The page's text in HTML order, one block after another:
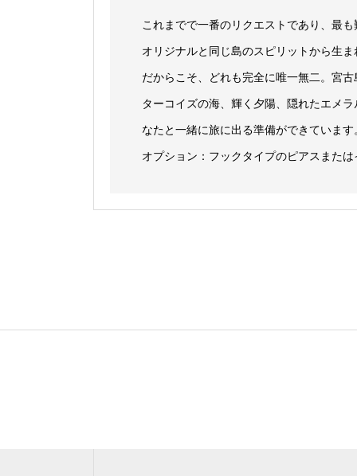
これまでで一番のリクエストであり、最
オリジナルと同じ島のスピリットから生
だからこそ、どれも完全に唯一無二。宮
ターコイズの海、輝く夕陽、隠れたエメ
なたと一緒に旅に出る準備ができています
オプション：フックタイプのピアスまた